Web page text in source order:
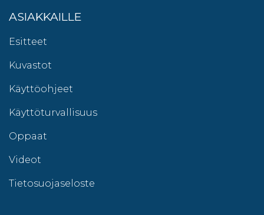
ASIAKKAILLE
Esitteet
Kuvastot
Käyttöohjeet
Käyttöturvallisuus
Oppaat
Videot
Tietosuojaseloste